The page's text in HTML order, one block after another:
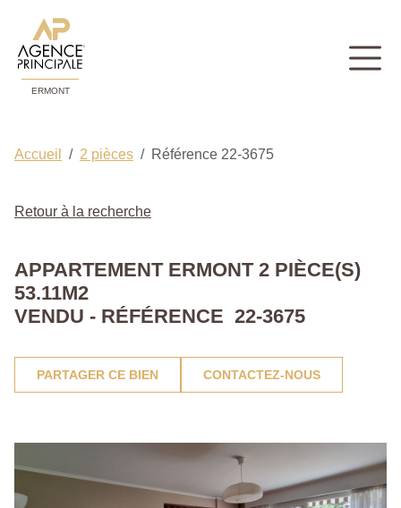
ERMONT
Accueil 2 pièces Référence 22-3675
Retour à la recherche
APPARTEMENT ERMONT 2 PIÈCE(S)
53.11M2
VENDU - RÉFÉRENCE 22-3675
PARTAGER CE BIEN CONTACTEZ-NOUS